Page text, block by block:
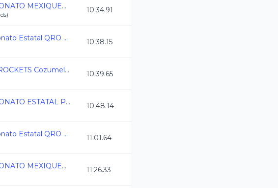
CAMPEONATO MEXIQUENSE CC 2024
)
10:34.91
Campeonato Estatal QRO CC 2024 10:38.15
X Copa ROCKETS Cozumel 2024 10:39.65
CAMPEONATO ESTATAL POTOSINO C.C. 2024 10:48.14
Campeonato Estatal QRO CC 2024 11:01.64
CAMPEONATO MEXIQUENSE CC 2024 11:26.33